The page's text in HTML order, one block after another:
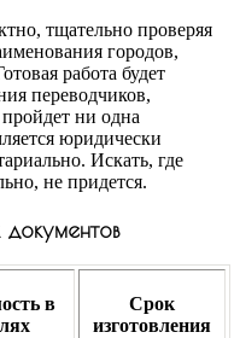
тщательно проверяя
городов,
работа будет
переводчиков,
ни одна
юридически
Искать, где
не придется.
в
Срок
изготовления